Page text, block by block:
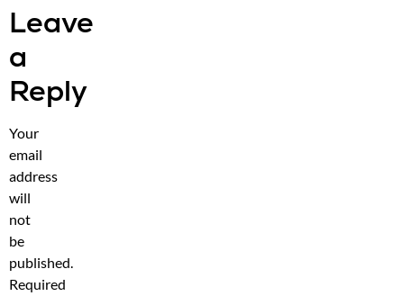
Leave
a
Reply
Your
email
address
will
not
be
published.
Required